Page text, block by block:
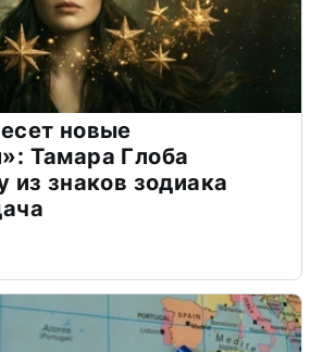
новые
Тамара Глоба
из знаков зодиака